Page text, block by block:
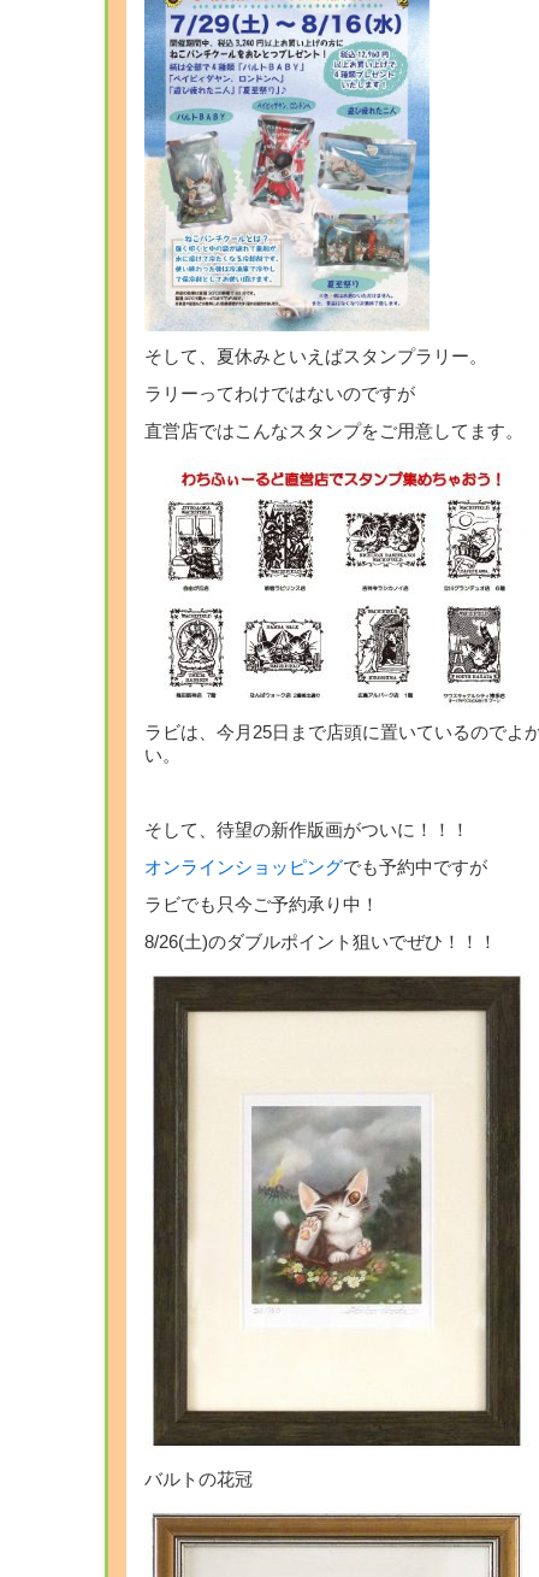
そして、夏休みといえばスタンプラリー。
ラリーってわけではないのですが
直営店ではこんなスタンプをご用意してます。
ラビは、今月25日まで店頭に置いているのでよ
い。
そして、待望の新作版画がついに！！！
オンラインショッピングでも予約中ですが
ラビでも只今ご予約承り中！
8/26(土)のダブルポイント狙いでぜひ！！！
バルトの花冠